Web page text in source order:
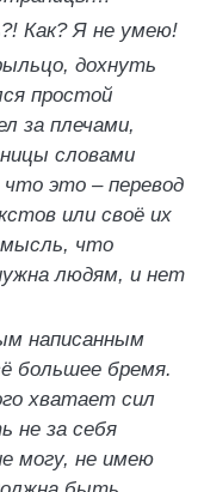
Как? Я не умею!
дохнуть
простой
за плечами,
словами
это – перевод
или своё их
мысль, что
людям, и нет
написанным
большее бремя.
хватает сил
не за себя
могу, не имею